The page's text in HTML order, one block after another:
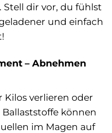
dir vor, du fühlst
und einfach
– Abnehmen
verlieren oder
können
im Magen auf